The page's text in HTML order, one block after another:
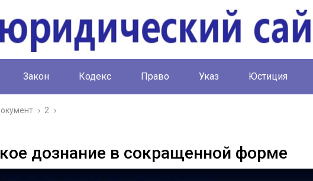
Закон Кодекс Право Указ Юстиция
› 2 ›
дознание в сокращенной форме